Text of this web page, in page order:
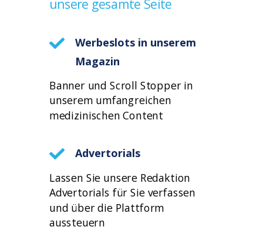
unsere gesamte Seite
Werbeslots in unserem
Magazin
Banner und Scroll Stopper in
unserem umfangreichen
medizinischen Content
Advertorials
Lassen Sie unsere Redaktion
Advertorials für Sie verfassen
und über die Plattform
aussteuern